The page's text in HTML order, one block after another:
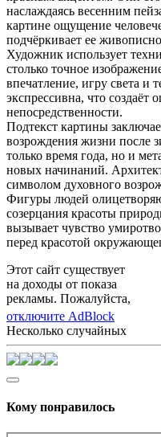
наслаждаясь весенним
картине ощущение
подчёркивает ее
Художник использует
столько точное
впечатление, игру света и
экспрессивна, что
непосредственности.
Подтекст картины
возрождения жизни после
только время года, но и
новых начинаний.
символом духовного
Фигуры людей
созерцания красоты
вызывает чувство
перед красотой
Этот сайт существует
на доходы от показа
рекламы. Пожалуйста,
отключите AdBlock
Несколько случайных
Кому понравилось